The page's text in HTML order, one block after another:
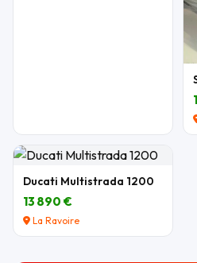
Ducati Multistrada 1200
13 890 €
La Ravoire